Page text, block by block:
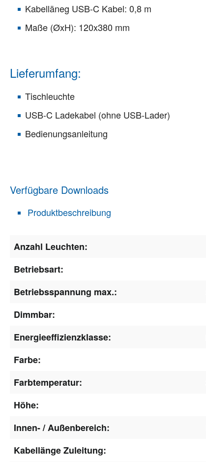
Kabelläneg USB-C Kabel: 0,8 m
Maße (ØxH): 120x380 mm
Lieferumfang:
Tischleuchte
USB-C Ladekabel (ohne USB-Lader)
Bedienungsanleitung
Verfügbare Downloads
Produktbeschreibung
Anzahl Leuchten:
Betriebsart:
Betriebsspannung max.:
Dimmbar:
Energieeffizienzklasse:
Farbe:
Farbtemperatur:
Höhe:
Innen- / Außenbereich:
Kabellänge Zuleitung: